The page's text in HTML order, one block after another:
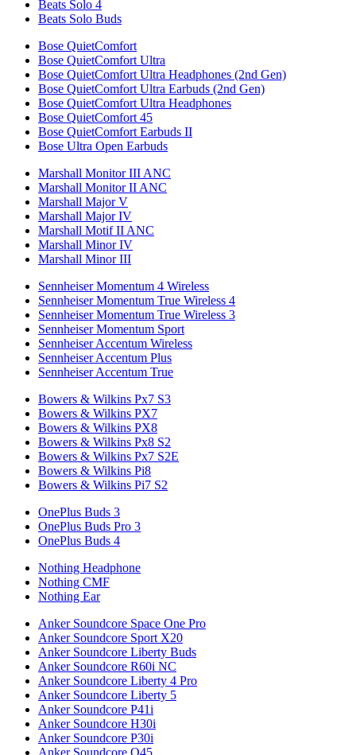
Beats Solo 4
Beats Solo Buds
Bose QuietComfort
Bose QuietComfort Ultra
Bose QuietComfort Ultra Headphones (2nd Gen)
Bose QuietComfort Ultra Earbuds (2nd Gen)
Bose QuietComfort Ultra Headphones
Bose QuietComfort 45
Bose QuietComfort Earbuds II
Bose Ultra Open Earbuds
Marshall Monitor III ANC
Marshall Monitor II ANC
Marshall Major V
Marshall Major IV
Marshall Motif II ANC
Marshall Minor IV
Marshall Minor III
Sennheiser Momentum 4 Wireless
Sennheiser Momentum True Wireless 4
Sennheiser Momentum True Wireless 3
Sennheiser Momentum Sport
Sennheiser Accentum Wireless
Sennheiser Accentum Plus
Sennheiser Accentum True
Bowers & Wilkins Px7 S3
Bowers & Wilkins PX7
Bowers & Wilkins PX8
Bowers & Wilkins Px8 S2
Bowers & Wilkins Px7 S2E
Bowers & Wilkins Pi8
Bowers & Wilkins Pi7 S2
OnePlus Buds 3
OnePlus Buds Pro 3
OnePlus Buds 4
Nothing Headphone
Nothing CMF
Nothing Ear
Anker Soundcore Space One Pro
Anker Soundcore Sport X20
Anker Soundcore Liberty Buds
Anker Soundcore R60i NC
Anker Soundcore Liberty 4 Pro
Anker Soundcore Liberty 5
Anker Soundcore P41i
Anker Soundcore H30i
Anker Soundcore P30i
Anker Soundcore Q45